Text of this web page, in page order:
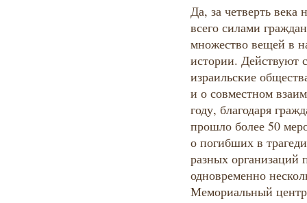
Да, за четверть
всего силами
множество вещей в
истории. Действуют
израильские
и о совместном
году, благодаря
прошло более 50
о погибших в
разных организаций
одновременно
Мемориальный